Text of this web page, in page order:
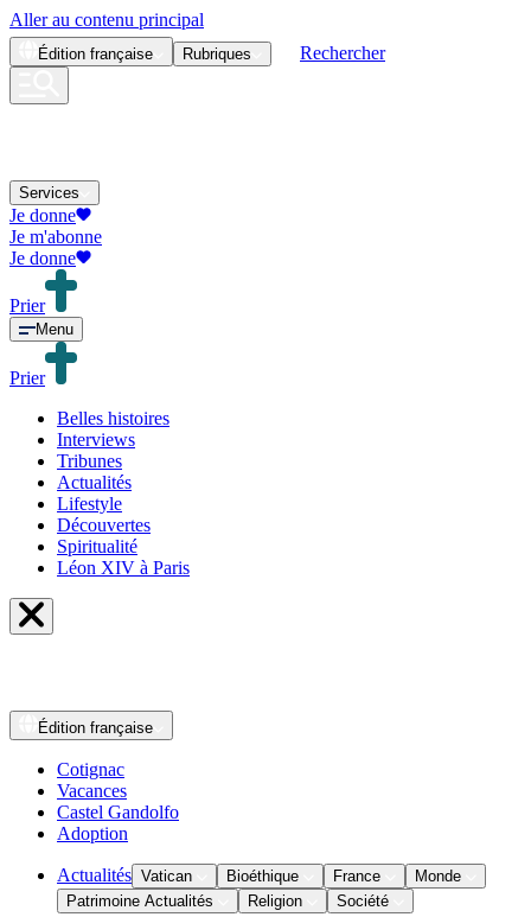
Aller au contenu principal
Édition française Rubriques Rechercher
Services
Je donne
Je m'abonne
Je donne
Prier
Menu
Prier
Belles histoires
Interviews
Tribunes
Actualités
Lifestyle
Découvertes
Spiritualité
Léon XIV à Paris
Édition française
Cotignac
Vacances
Castel Gandolfo
Adoption
Actualités Vatican Bioéthique France
Monde
Patrimoine Actualités
Religion Société